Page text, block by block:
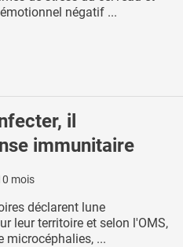
négatif ...
il
immunitaire
mois
déclarent lune
leur territoire et selon l'OMS,
microcéphalies, ...